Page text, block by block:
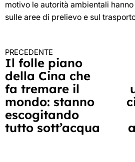
motivo le autorità ambientali
sulle aree di prelievo e sul
Continua
a
leggere
PRECEDENTE
Il folle piano
della Cina che
fa tremare il
mondo: stanno
escogitando
tutto sott’acqua